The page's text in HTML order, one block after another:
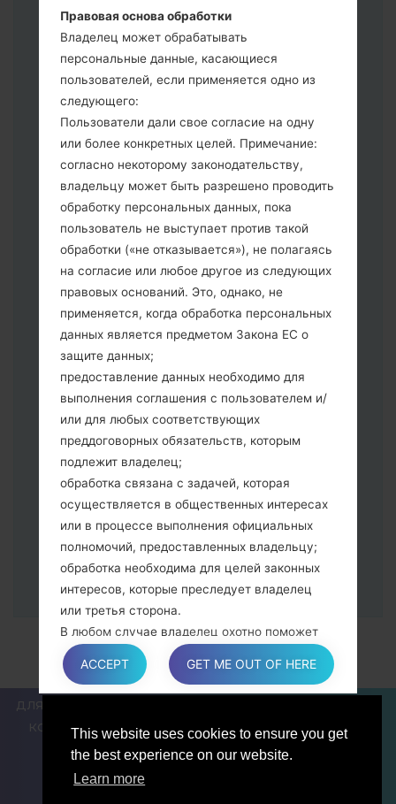
This website uses cookies to ensure you get
the best experience on our website.
Learn more
Если вы хотите прошить телефон и
сбросить к заводским настройкам
выберите CSC _ ***, в другом случае
выберите HOME_CSC _ *** для
сохранения Ваших данных.
Теперь выключите устройство и
войдите в "Download" режим. Все
методы как это сделать:
Нажмите и удерживайте клавиши:
питание, громкости и Bixbi.
Нажмите и удерживайте клавиши:
регулировки громкости. Подключив
телефон к ПК используя USB кабель.
Нажмите и удерживайте клавиши:
питание, громкости и домой.
Подключите USB кабель и нажмите
клавиши: уменьшение звука и Bixbi.
Нажмите и удерживайте клавиши:
питания и увеличения громкости
Далее подключите к компьютеру,
программа Odin должна определить
Ваш девайс и "COM port number"
появится на экране.
Укажите только "F.Reset" время и "Auto-
Reboot".
В конце нажмите кнопку "Start". Ваше
устройство перезагрузится и
отсоединится от ПК.
ДЛЯ БЛОГЕРОВ И ПИСАТЕЛЕЙ
КОНТАКТЫ
ПОЛИТИКА КОНФИДЕНЦИАЛЬНОСТИ
УСЛОВИЯ ОБСЛУЖИВАНИЯ
Правовая основа обработки
Владелец может обрабатывать
персональные данные, касающиеся
пользователей, если применяется одно из
следующего:
Пользователи дали свое согласие на одну
или более конкретных целей. Примечание:
согласно некоторому законодательству,
владельцу может быть разрешено проводить
обработку персональных данных, пока
пользователь не выступает против такой
обработки («не отказывается»), не полагаясь
на согласие или любое другое из следующих
правовых оснований. Это, однако, не
применяется, когда обработка персональных
данных является предметом Закона ЕС о
защите данных;
предоставление данных необходимо для
выполнения соглашения с пользователем и/
или для любых соответствующих
преддоговорных обязательств, которым
подлежит владелец;
обработка связана с задачей, которая
осуществляется в общественных интересах
или в процессе выполнения официальных
полномочий, предоставленных владельцу;
обработка необходима для целей законных
интересов, которые преследует владелец
или третья сторона.
В любом случае владелец охотно поможет
объяснить конкретную правовую основу,
которая применяется к обработке, и в
частности, является ли предоставление
договорным условием, или же условием,
необходимым для заключения договора.
ACCEPT GET ME OUT OF HERE